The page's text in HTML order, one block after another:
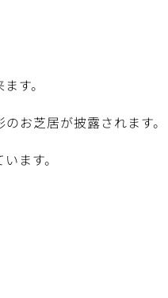
す。
お芝居が披露されます。
ます。